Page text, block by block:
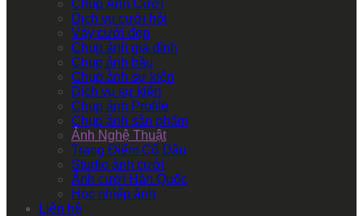
Chụp Ảnh Cưới
Dịch vụ cưới hỏi
Váy cưới đẹp
Chụp ảnh gia đình
Chụp ảnh bầu
Chụp ảnh sự kiện
Dịch vụ sự kiện
Chụp ảnh Profile
Chụp ảnh sản phẩm
Ảnh Nghệ Thuật
Trang Điểm Cô Dâu
Studio ảnh cưới
Ảnh cưới Hàn Quốc
Học nhiếp ảnh
Liên hệ